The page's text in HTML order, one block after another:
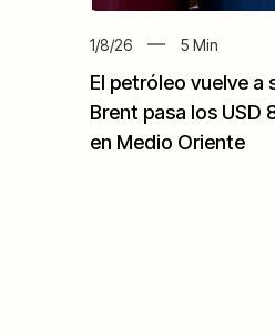
1/8/26 5 Min
El petróleo vuelve a
Brent pasa los USD
en Medio Oriente